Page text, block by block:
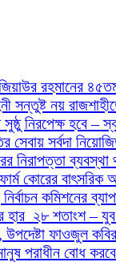
রহমানের ৪৫তম
সন্তুষ্ট নয়
নিরপেক্ষ হবে –
সেবায় সর্বদা
নিরাপত্তা ব্যবস্থা
ফার্ম কোরের
নির্বাচন কমিশনের
হার ২৮ শতাংশ –
উপদেষ্টা ফাওজুল
পরাধীন বোধ